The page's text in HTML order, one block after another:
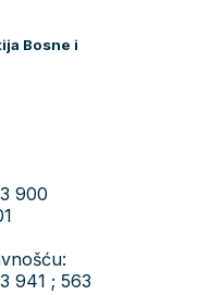
Bosne i
900
941 ; 563